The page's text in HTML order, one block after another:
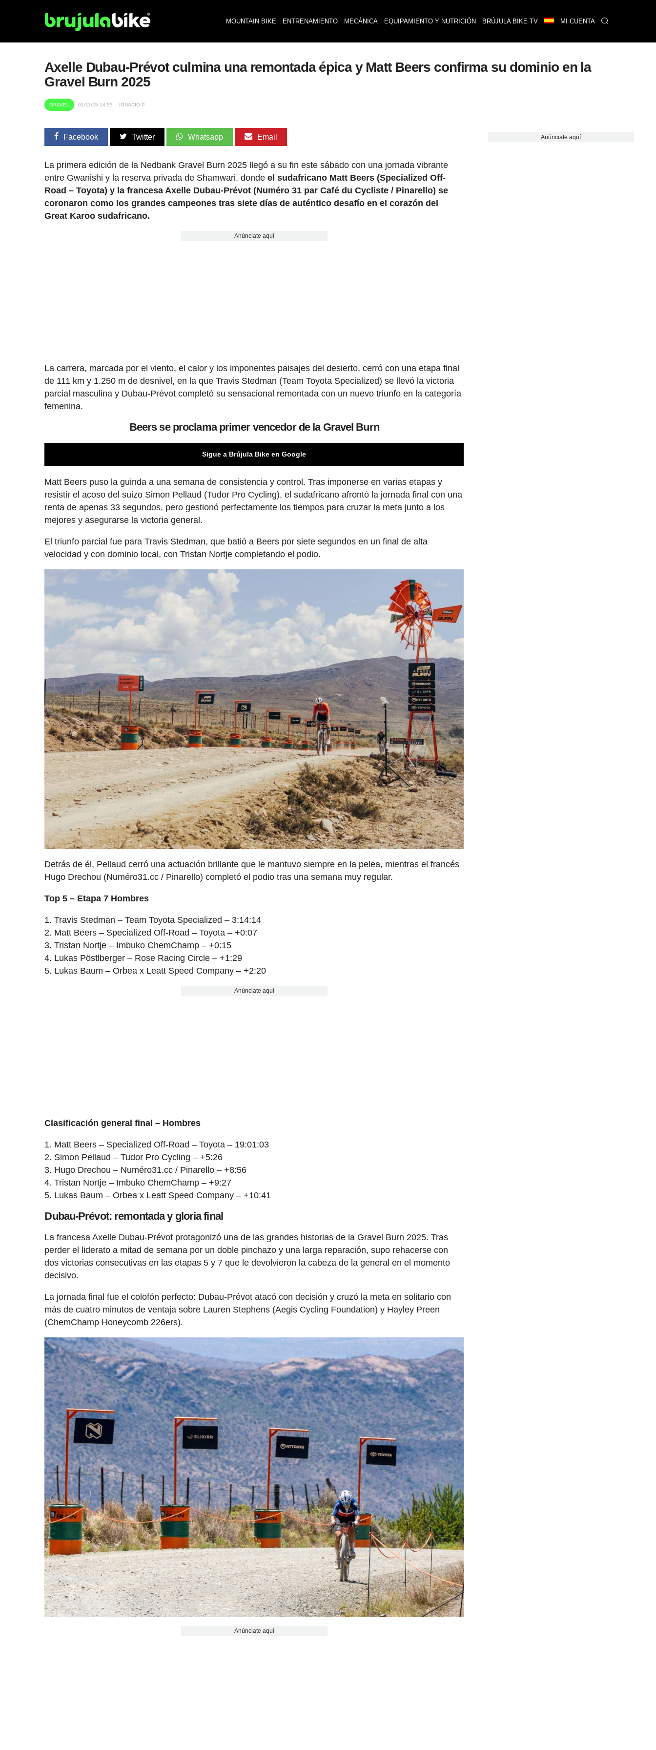
MOUNTAIN BIKE ENTRENAMIENTO MECÁNICA EQUIPAMIENTO Y NUTRICIÓN BRÚJULA BIKE TV MI CUENTA
Axelle Dubau-Prévot culmina una remontada épica y Matt Beers confirma su dominio en la
Gravel Burn 2025
GRAVEL 01/11/25 14:55 IGNACIO P.
Facebook Twitter Whatsapp Email
La primera edición de la Nedbank Gravel Burn 2025 llegó a su fin este sábado con una jornada vibrante
entre Gwanishi y la reserva privada de Shamwari, dondeel sudafricano Matt Beers (Specialized Off-
Road – Toyota) y la francesa Axelle Dubau-Prévot (Numéro 31 par Café du Cycliste / Pinarello) se
coronaron como los grandes campeones tras siete días de auténtico desafío en el corazón del
Great Karoo sudafricano.
Anúnciate aquí
La carrera, marcada por el viento, el calor y los imponentes paisajes del desierto, cerró con una etapa final
de 111 km y 1.250 m de desnivel, en la que Travis Stedman (Team Toyota Specialized) se llevó la victoria
parcial masculina y Dubau-Prévot completó su sensacional remontada con un nuevo triunfo en la categoría
femenina.
Beers se proclama primer vencedor de la Gravel Burn
Sigue a Brújula Bike en Google
Matt Beers puso la guinda a una semana de consistencia y control. Tras imponerse en varias etapas y
resistir el acoso del suizo Simon Pellaud (Tudor Pro Cycling), el sudafricano afrontó la jornada final con una
renta de apenas 33 segundos, pero gestionó perfectamente los tiempos para cruzar la meta junto a los
mejores y asegurarse la victoria general.
El triunfo parcial fue para Travis Stedman, que batió a Beers por siete segundos en un final de alta
velocidad y con dominio local, con Tristan Nortje completando el podio.
Detrás de él, Pellaud cerró una actuación brillante que le mantuvo siempre en la pelea, mientras el francés
Hugo Drechou (Numéro31.cc / Pinarello) completó el podio tras una semana muy regular.
Top 5 – Etapa 7 Hombres
Travis Stedman – Team Toyota Specialized – 3:14:14
Matt Beers – Specialized Off-Road – Toyota – +0:07
Tristan Nortje – Imbuko ChemChamp – +0:15
Lukas Pöstlberger – Rose Racing Circle – +1:29
Lukas Baum – Orbea x Leatt Speed Company – +2:20
Anúnciate aquí
Clasificación general final – Hombres
Matt Beers – Specialized Off-Road – Toyota – 19:01:03
Simon Pellaud – Tudor Pro Cycling – +5:26
Hugo Drechou – Numéro31.cc / Pinarello – +8:56
Tristan Nortje – Imbuko ChemChamp – +9:27
Lukas Baum – Orbea x Leatt Speed Company – +10:41
Dubau-Prévot: remontada y gloria final
La francesa Axelle Dubau-Prévot protagonizó una de las grandes historias de la Gravel Burn 2025. Tras
perder el liderato a mitad de semana por un doble pinchazo y una larga reparación, supo rehacerse con
dos victorias consecutivas en las etapas 5 y 7 que le devolvieron la cabeza de la general en el momento
decisivo.
La jornada final fue el colofón perfecto: Dubau-Prévot atacó con decisión y cruzó la meta en solitario con
más de cuatro minutos de ventaja sobre Lauren Stephens (Aegis Cycling Foundation) y Hayley Preen
(ChemChamp Honeycomb 226ers).
Anúnciate aquí
Anúnciate aquí